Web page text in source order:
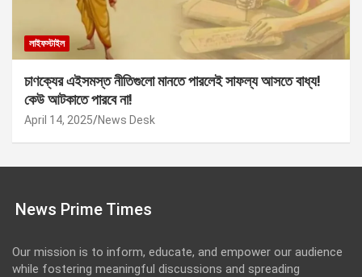
লাইফস্টাইল
চাণক্যের এইসমস্ত নীতিগুলো মানতে পারলেই সাফল্য আসতে বাধ্য!
কেউ আটকাতে পারবে না!
April 14, 2025 News Desk
News Prime Times
Our mission is to inform, educate, and empower our audience
while fostering meaningful discussions and spreading